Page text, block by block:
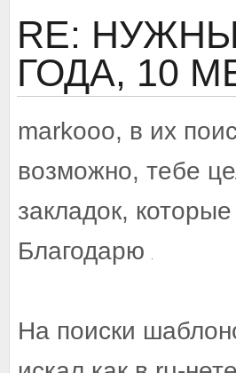
RE:
ГОДА, 10
markooo, в их
возможно, тебе
закладок,
Благодарю
На поиски